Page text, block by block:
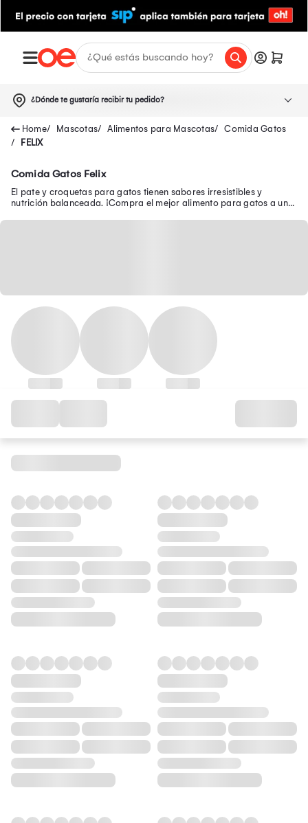
¿Dónde te gustaría recibir tu pedido?
Mascotas Alimentos para Mascotas
Comida Gatos
FELIX
Comida Gatos Felix
El pate y croquetas para gatos tienen sabores irresistibles y
nutrición balanceada. ¡Compra el mejor alimento para gatos a un